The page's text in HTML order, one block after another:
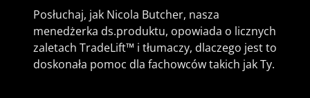
Posłuchaj, jak Nicola Butcher, nasza
menedżerka ds.produktu, opowiada o licznych
zaletach TradeLift™ i tłumaczy, dlaczego jest to
doskonała pomoc dla fachowców takich jak Ty.